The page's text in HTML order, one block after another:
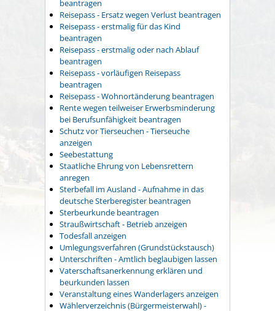
beantragen
Reisepass - Ersatz wegen Verlust beantragen
Reisepass - erstmalig für das Kind
beantragen
Reisepass - erstmalig oder nach Ablauf
beantragen
Reisepass - vorläufigen Reisepass
beantragen
Reisepass - Wohnortänderung beantragen
Rente wegen teilweiser Erwerbsminderung
bei Berufsunfähigkeit beantragen
Schutz vor Tierseuchen - Tierseuche
anzeigen
Seebestattung
Staatliche Ehrung von Lebensrettern
anregen
Sterbefall im Ausland - Aufnahme in das
deutsche Sterberegister beantragen
Sterbeurkunde beantragen
Straußwirtschaft - Betrieb anzeigen
Todesfall anzeigen
Umlegungsverfahren (Grundstückstausch)
Unterschriften - Amtlich beglaubigen lassen
Vaterschaftsanerkennung erklären und
beurkunden lassen
Veranstaltung eines Wanderlagers anzeigen
Wählerverzeichnis (Bürgermeisterwahl) -